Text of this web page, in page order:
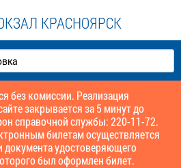
КРАСНОЯРСК
без комиссии. Реализация
закрывается за 5 минут до
справочной службы: 220-11-72.
билетам осуществляется
документа удостоверяющего
был оформлен билет.